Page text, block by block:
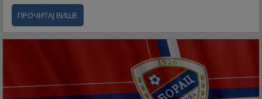
ПРОЧИТАЈ ВИШЕ